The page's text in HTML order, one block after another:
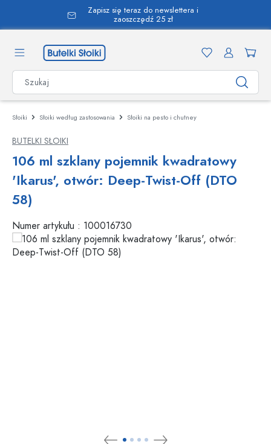
zawartości
Zapisz się teraz do newslettera i
zaoszczędź 25 zł
Słoiki Słoiki według zastosowania Słoiki na pesto i chutney
BUTELKI SŁOIKI
106 ml szklany pojemnik kwadratowy
'Ikarus', otwór: Deep-Twist-Off (DTO
58)
Numer artykułu : 100016730